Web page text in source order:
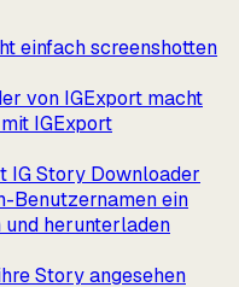
einfach screenshotten
von IGExport macht
IGExport
IG Story Downloader
Benutzernamen ein
herunterladen
Story angesehen